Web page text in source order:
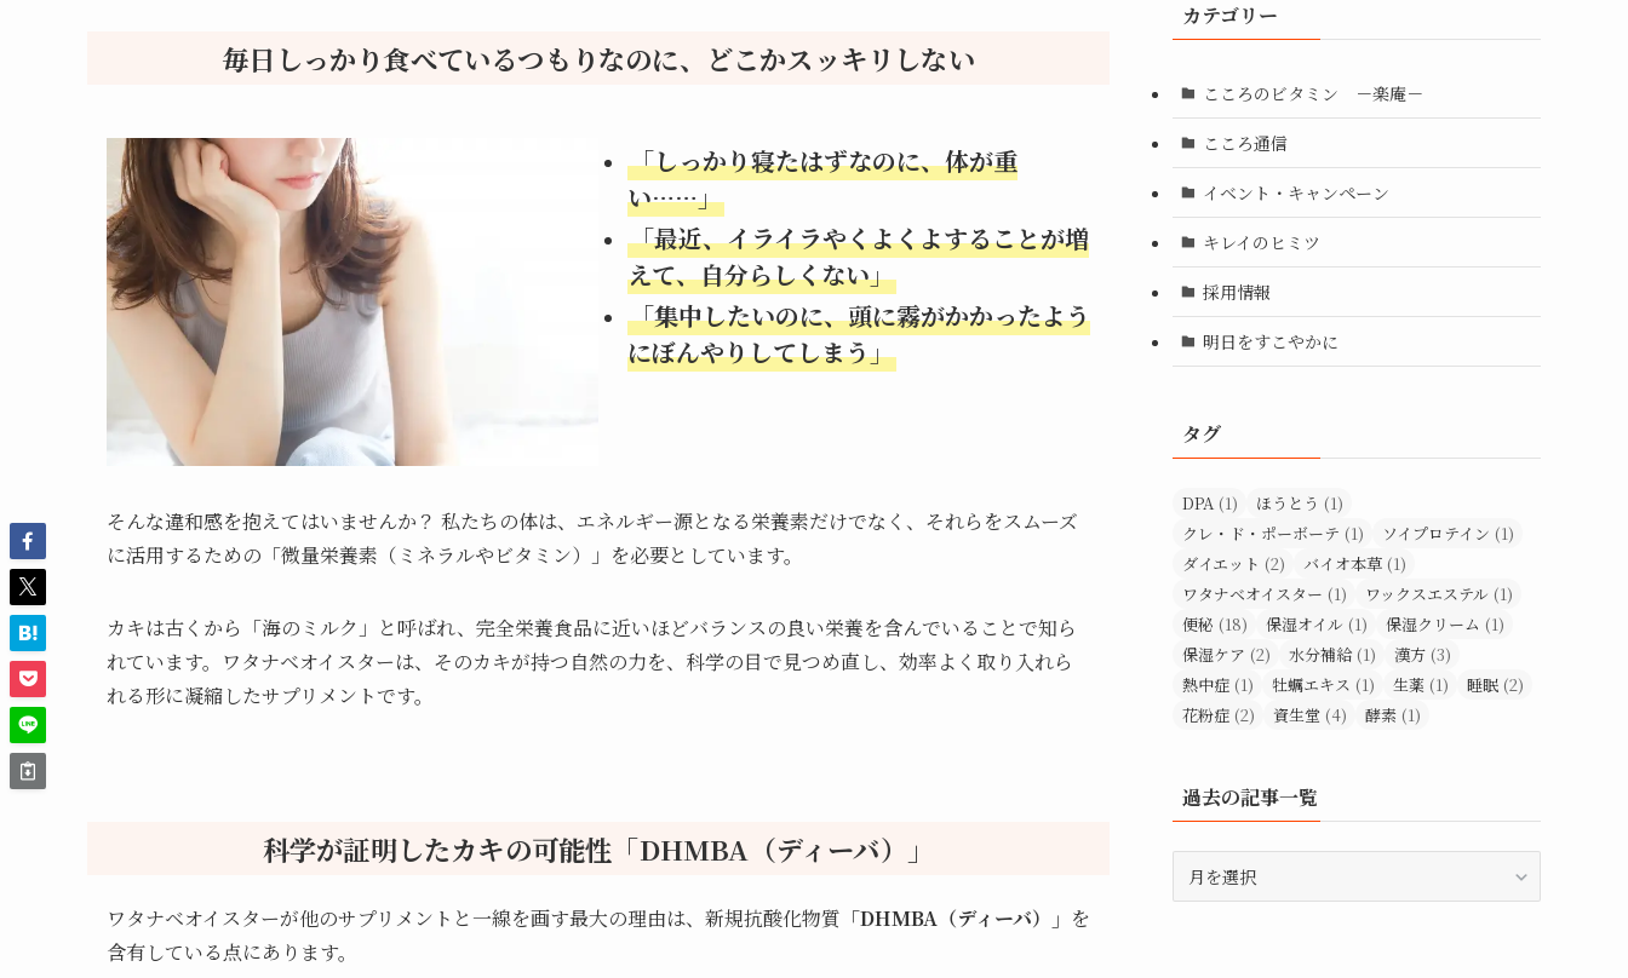
毎日しっかり食べているつもりなのに、どこかスッキリしない
「しっかり寝たはずなのに、体が重
い……」
「最近、イライラやくよくよすることが増
えて、自分らしくない」
「集中したいのに、頭に霧がかかったよう
にぼんやりしてしまう」
そんな違和感を抱えてはいませんか？ 私たちの体は、エネルギー源となる栄養素だけでなく、それらをスムーズ
に活用するための「微量栄養素（ミネラルやビタミン）」を必要としています。
カキは古くから「海のミルク」と呼ばれ、完全栄養食品に近いほどバランスの良い栄養を含んでいることで知ら
れています。ワタナベオイスターは、そのカキが持つ自然の力を、科学の目で見つめ直し、効率よく取り入れら
れる形に凝縮したサプリメントです。
科学が証明したカキの可能性「DHMBA（ディーバ）」
ワタナベオイスターが他のサプリメントと一線を画す最大の理由は、新規抗酸化物質 「DHMBA（ディーバ）」 を
含有している点にあります。
カテゴリー
こころのビタミン －楽庵－
こころ通信
イベント・キャンペーン
キレイのヒミツ
採用情報
明日をすこやかに
タグ
DPA (1) ほうとう (1)
クレ・ド・ポーボーテ (1) ソイプロテイン (1)
ダイエット (2) バイオ本草 (1)
ワタナベオイスター (1) ワックスエステル (1)
便秘 (18) 保湿オイル (1) 保湿クリーム (1)
保湿ケア (2) 水分補給 (1) 漢方 (3)
熱中症 (1) 牡蠣エキス (1) 生薬 (1) 睡眠 (2)
花粉症 (2) 資生堂 (4) 酵素 (1)
過去の記事一覧